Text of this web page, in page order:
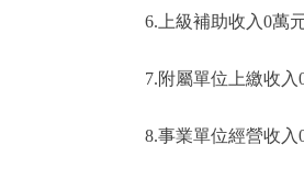
6.上級補助收入0萬元
7.附屬單位上繳收入0
8.事業單位經營收入0